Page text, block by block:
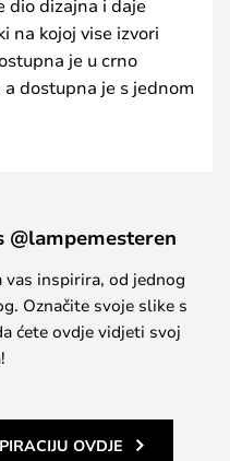
na kojoj vise izvori
je u crno
dostupna je s jednom
@lampemesteren
inspirira, od jednog
Označite svoje slike s
ćete ovdje vidjeti svoj
OVDJE